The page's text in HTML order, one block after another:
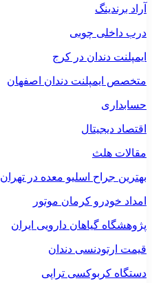
آراد برندینگ
درب داخلی چوبی
ایمپلنت دندان در کرج
متخصص ایمپلنت دندان اصفهان
حسابداری
اقتصاد دیجیتال
مقالات هلث
بهترین جراح اسلیو معده در تهران
امداد خودرو کرمان موتور
پژوهشگاه گیاهان دارویی ایران
قیمت ارتودنسی دندان
دستگاه کربوکسی تراپی